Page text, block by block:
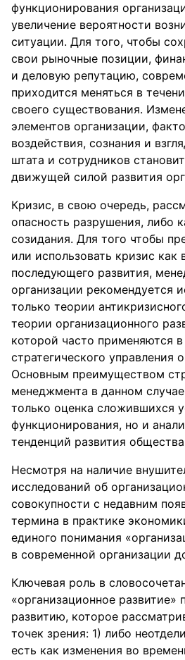
функционирования
увеличение вероятности
ситуации. Для того, чтобы
свои рыночные позиции,
и деловую репутацию,
приходится меняться в
своего существования.
элементов организации,
воздействия, сознания и
штата и сотрудников
движущей силой развития
Кризис, в свою очередь,
опасность разрушения, либо
созидания. Для того чтобы
или использовать кризис как
последующего развития,
организации рекомендуется
только теории
теории организационного
которой часто применяются
стратегического управления
Основным преимуществом
менеджмента в данном
только оценка сложившихся
функционирования, но и
тенденций развития
Несмотря на наличие
исследований об
совокупности с недавним
термина в практике
единого понимания
в современной организации
Ключевая роль в
«организационное
развитию, которое
точек зрения: 1) либо
есть как изменения во